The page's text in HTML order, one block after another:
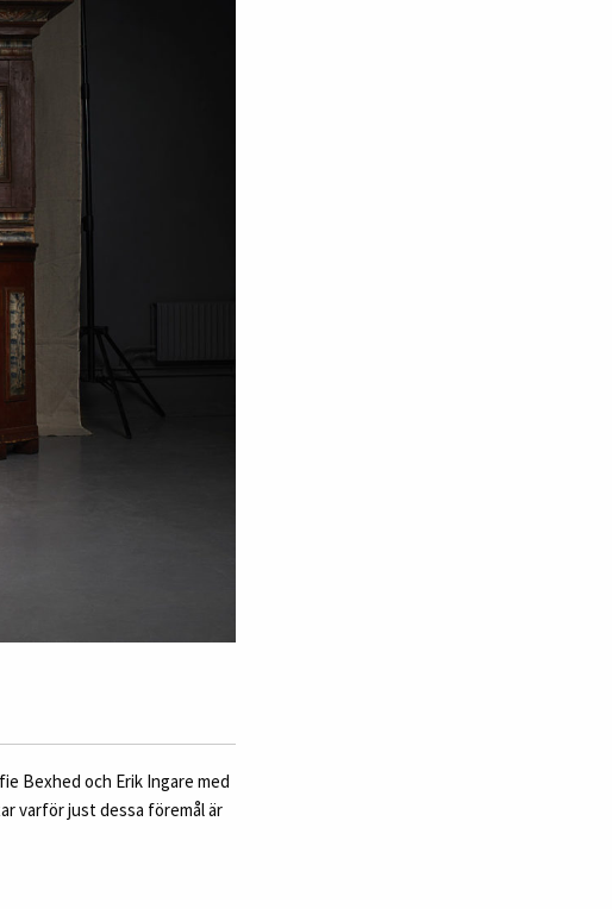
Bexhed och Erik Ingare med
varför just dessa föremål är